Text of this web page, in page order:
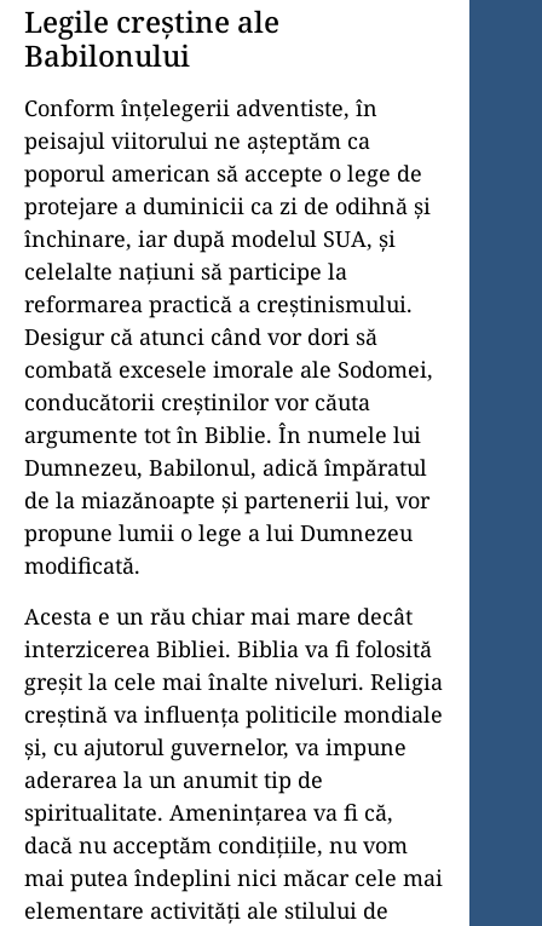
Legile creștine ale
Babilonului
Conform înțelegerii adventiste, în
peisajul viitorului ne așteptăm ca
poporul american să accepte o lege de
protejare a duminicii ca zi de odihnă și
închinare, iar după modelul SUA, și
celelalte națiuni să participe la
reformarea practică a creștinismului.
Desigur că atunci când vor dori să
combată excesele imorale ale Sodomei,
conducătorii creștinilor vor căuta
argumente tot în Biblie. În numele lui
Dumnezeu, Babilonul, adică împăratul
de la miazănoapte și partenerii lui, vor
propune lumii o lege a lui Dumnezeu
modificată.
Acesta e un rău chiar mai mare decât
interzicerea Bibliei. Biblia va fi folosită
greșit la cele mai înalte niveluri. Religia
creștină va influența politicile mondiale
și, cu ajutorul guvernelor, va impune
aderarea la un anumit tip de
spiritualitate. Amenințarea va fi că,
dacă nu acceptăm condițiile, nu vom
mai putea îndeplini nici măcar cele mai
elementare activități ale stilului de